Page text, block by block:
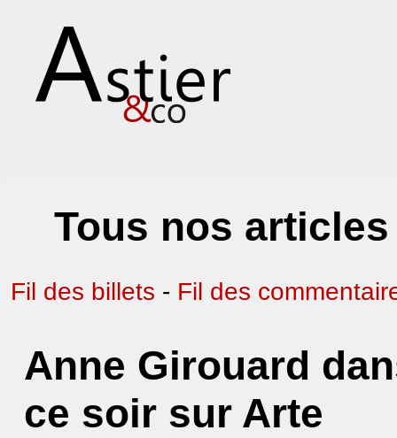
Tous nos
Fil des billets - Fil des
Anne Girouard
ce soir sur Arte